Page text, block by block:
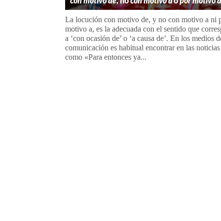
La locución con motivo de, y no con motivo a ni
motivo a, es la adecuada con el sentido que
a ‘con ocasión de’ o ‘a causa de’. En los medios
comunicación es habitual encontrar en las noticias
como «Para entonces ya...